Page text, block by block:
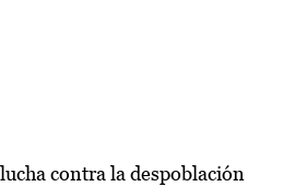
contra la despoblación